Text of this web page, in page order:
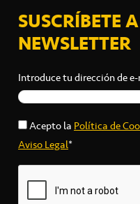
SUSCRÍBETE
NEWSLETTER
Introduce tu dirección de
Acepto laPolítica de
Aviso Legal*